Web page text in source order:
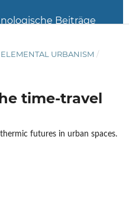
URBANISM /
time-travel
futures in urban spaces.